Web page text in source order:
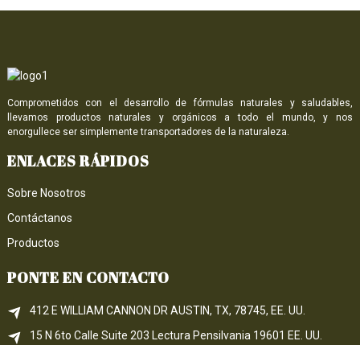
Comprometidos con el desarrollo de fórmulas naturales y saludables,
llevamos productos naturales y orgánicos a todo el mundo, y nos
enorgullece ser simplemente transportadores de la naturaleza.
ENLACES RÁPIDOS
Sobre Nosotros
Contáctanos
Productos
PONTE EN CONTACTO
412 E WILLIAM CANNON DR AUSTIN, TX, 78745, EE. UU.
15 N 6to Calle Suite 203 Lectura Pensilvania 19601 EE. UU.